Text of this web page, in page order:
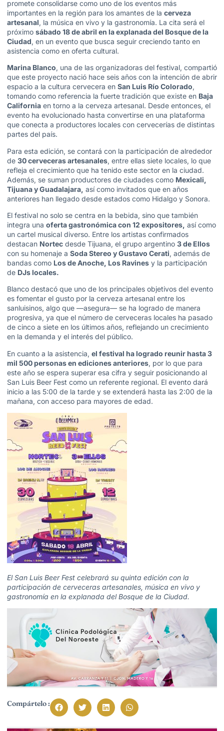
promete consolidarse como uno de los eventos más
importantes en la región para los amantes de la cerveza
artesanal, la música en vivo y la gastronomía. La cita será el
próximo sábado 18 de abril en la explanada del Bosque de la
Ciudad, en un evento que busca seguir creciendo tanto en
asistencia como en oferta cultural.
Marina Blanco, una de las organizadoras del festival, compartió
que este proyecto nació hace seis años con la intención de abrir
espacio a la cultura cervecera en San Luis Río Colorado,
tomando como referencia la fuerte tradición que existe en Baja
California en torno a la cerveza artesanal. Desde entonces, el
evento ha evolucionado hasta convertirse en una plataforma
que conecta a productores locales con cervecerías de distintas
partes del país.
Para esta edición, se contará con la participación de alrededor
de 30 cerveceras artesanales, entre ellas siete locales, lo que
refleja el crecimiento que ha tenido este sector en la ciudad.
Además, se suman productores de ciudades como Mexicali,
Tijuana y Guadalajara, así como invitados que en años
anteriores han llegado desde estados como Hidalgo y Sonora.
El festival no solo se centra en la bebida, sino que también
integra una oferta gastronómica con 12 expositores, así como
un cartel musical diverso. Entre los artistas confirmados
destacan Nortec desde Tijuana, el grupo argentino 3 de Ellos
con su homenaje a Soda Stereo y Gustavo Cerati, además de
bandas como Los de Anoche, Los Ravines y la participación
de DJs locales.
Blanco destacó que uno de los principales objetivos del evento
es fomentar el gusto por la cerveza artesanal entre los
sanluisinos, algo que —asegura— se ha logrado de manera
progresiva, ya que el número de cerveceras locales ha pasado
de cinco a siete en los últimos años, reflejando un crecimiento
en la demanda y el interés del público.
En cuanto a la asistencia, el festival ha logrado reunir hasta 3
mil 500 personas en ediciones anteriores, por lo que para
este año se espera superar esa cifra y seguir posicionando al
San Luis Beer Fest como un referente regional. El evento dará
inicio a las 5:00 de la tarde y se extenderá hasta las 2:00 de la
mañana, con acceso para mayores de edad.
El San Luis Beer Fest celebrará su quinta edición con la
participación de cerveceras artesanales, música en vivo y
gastronomía en la explanada del Bosque de la Ciudad.
Compártelo :